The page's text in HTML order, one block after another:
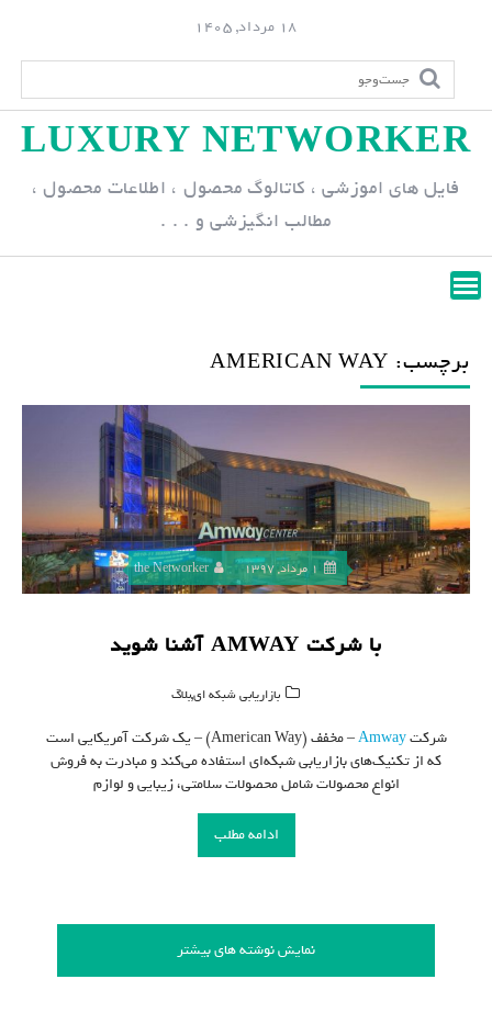
p
n
18 مرداد, 1405
LUXURY NETWORKER
فایل های اموزشی ، کاتالوگ محصول ، اطلاعات محصول ،
مطالب انگیزشی و . . .
برچسب: AMERICAN WAY
1 مرداد, 1397 the Networker
با شرکت AMWAY آشنا شوید
بازاریابی شبکه ای,بلاگ
شرکتAmway
– مخفف (American Way) – یک شرکت آمریکایی است
که از تکنیک‌های بازاریابی شبکه‌ای استفاده می‌کند و مبادرت به فروش
انواع محصولات شامل محصولات سلامتی، زیبایی و لوازم
ادامه مطلب
نمایش نوشته های بیشتر